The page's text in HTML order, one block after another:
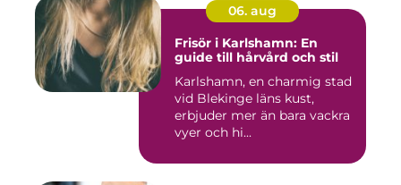
06. aug
Frisör i Karlshamn: En
guide till hårvård och stil
Karlshamn, en charmig stad
vid Blekinge läns kust,
erbjuder mer än bara vackra
vyer och hi...